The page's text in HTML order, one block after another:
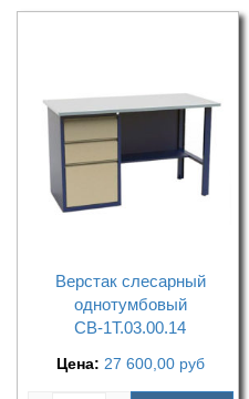
Верстак слесарный
однотумбовый
СВ-1Т.03.00.14
Цена: 27 600,00 руб